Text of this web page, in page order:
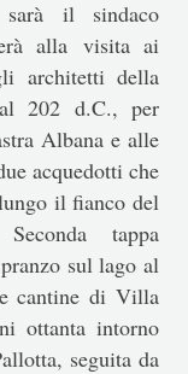
il sindaco
alla visita ai
architetti della
202 d.C., per
Albana e alle
acquedotti che
il fianco del
tappa
pranzo sul lago al
e cantine di Villa
ottanta intorno
seguita da